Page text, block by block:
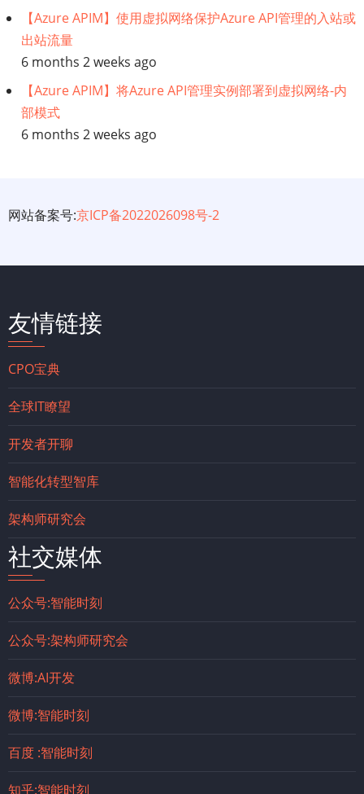
【Azure APIM】使用虚拟网络保护Azure API管理的入站或
出站流量
6 months 2 weeks ago
【Azure APIM】将Azure API管理实例部署到虚拟网络-内
部模式
6 months 2 weeks ago
网站备案号:京ICP备2022026098号-2
友情链接
CPO宝典
全球IT瞭望
开发者开聊
智能化转型智库
架构师研究会
社交媒体
公众号:智能时刻
公众号:架构师研究会
微博:AI开发
微博:智能时刻
百度 :智能时刻
知乎:智能时刻